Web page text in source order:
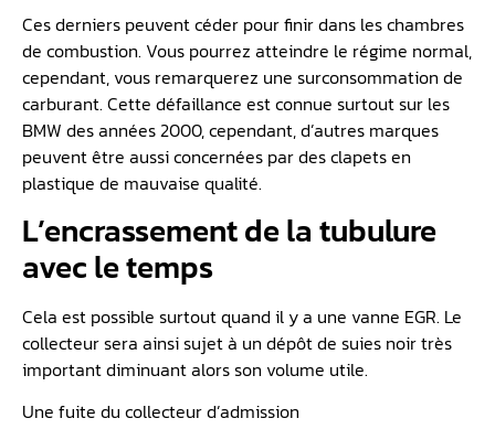
Ces derniers peuvent céder pour finir dans les chambres
de combustion. Vous pourrez atteindre le régime normal,
cependant, vous remarquerez une surconsommation de
carburant. Cette défaillance est connue surtout sur les
BMW des années 2000, cependant, d’autres marques
peuvent être aussi concernées par des clapets en
plastique de mauvaise qualité.
L’encrassement de la tubulure
avec le temps
Cela est possible surtout quand il y a une vanne EGR. Le
collecteur sera ainsi sujet à un dépôt de suies noir très
important diminuant alors son volume utile.
Une fuite du collecteur d’admission